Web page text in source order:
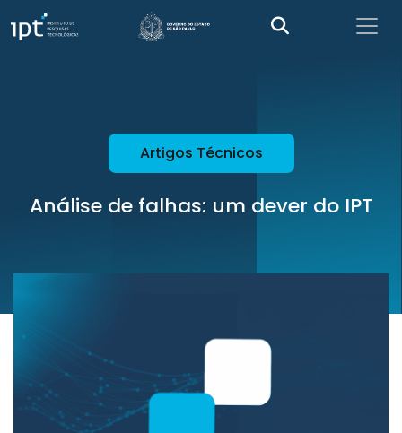
Artigos Técnicos
Análise de falhas: um dever do IPT